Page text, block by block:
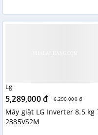
Máy giặt Samsung
Lg
5,289,000 đ 6,290,000 đ
Máy giặt LG Inverter 8.5 kg
2385VS2M